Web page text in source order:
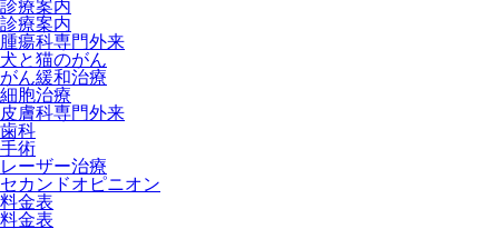
診療案内
診療案内
腫瘍科専門外来
犬と猫のがん
がん緩和治療
細胞治療
皮膚科専門外来
歯科
手術
レーザー治療
セカンドオピニオン
料金表
料金表